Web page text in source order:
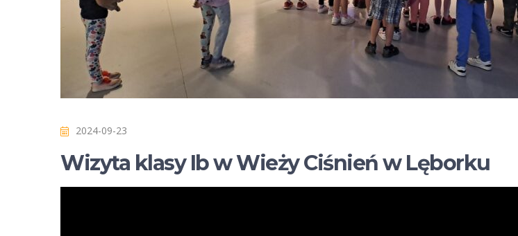
2024-09-23
Wizyta klasy Ib w Wieży Ciśnień w Lęborku